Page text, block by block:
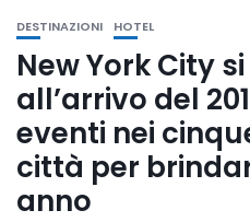
DESTINAZIONI HOTEL
New York City
all’arrivo del
eventi nei
città per
anno